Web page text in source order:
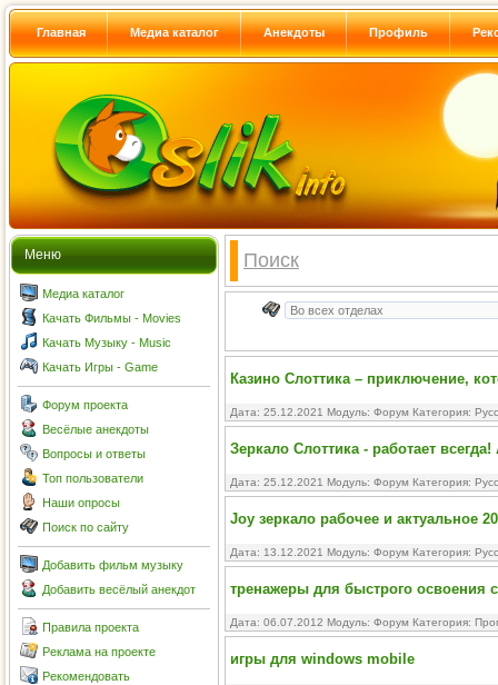
Главная Медиа каталог Анекдоты Профиль
Меню
Медиа каталог
Качать Фильмы - Movies
Качать Музыку - Music
Качать Игры - Game
Форум проекта
Весёлые анекдоты
Вопросы и ответы
Топ пользователи
Наши опросы
Поиск по сайту
Добавить фильм музыку
Добавить весёлый анекдот
Правила проекта
Реклама на проекте
Рекомендовать
Поиск
Казино Слоттика – приключение,
Дата: 25.12.2021 Модуль: Форум Категория:
Зеркало Слоттика - работает
Дата: 25.12.2021 Модуль: Форум Категория:
Joy зеркало рабочее и актуальное
Дата: 13.12.2021 Модуль: Форум Категория:
тренажеры для быстрого освоения
Дата: 06.07.2012 Модуль: Форум Категория:
игры для windows mobile